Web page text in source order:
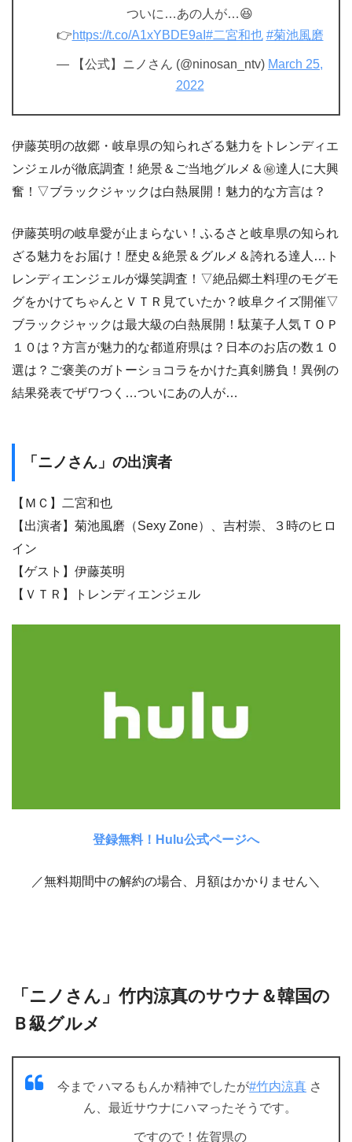
ついに…あの人が…😆
👉https://t.co/A1xYBDE9aI #二宮和也 #菊池風磨
— 【公式】ニノさん (@ninosan_ntv) March 25,
2022
伊藤英明の故郷・岐阜県の知られざる魅力をトレンディエ
ンジェルが徹底調査！絶景＆ご当地グルメ＆㊙達人に大興
奮！▽ブラックジャックは白熱展開！魅力的な方言は？
伊藤英明の岐阜愛が止まらない！ふるさと岐阜県の知られ
ざる魅力をお届け！歴史＆絶景＆グルメ＆誇れる達人…ト
レンディエンジェルが爆笑調査！▽絶品郷土料理のモグモ
グをかけてちゃんとＶＴＲ見ていたか？岐阜クイズ開催▽
ブラックジャックは最大級の白熱展開！駄菓子人気ＴＯＰ
１０は？方言が魅力的な都道府県は？日本のお店の数１０
選は？ご褒美のガトーショコラをかけた真剣勝負！異例の
結果発表でザワつく…ついにあの人が…
「ニノさん」の出演者
【ＭＣ】二宮和也
【出演者】菊池風磨（Sexy Zone）、吉村崇、３時のヒロ
イン
【ゲスト】伊藤英明
【ＶＴＲ】トレンディエンジェル
登録無料！Hulu公式ページへ
／無料期間中の解約の場合、月額はかかりません＼
「ニノさん」竹内涼真のサウナ＆韓国の
Ｂ級グルメ
今まで ハマるもんか精神でしたが#竹内涼真 さ
ん、最近サウナにハマったそうです。
ですので！佐賀県の